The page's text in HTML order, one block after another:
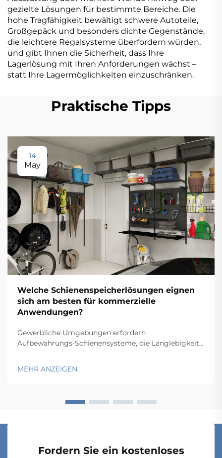
gezielte Lösungen für bestimmte Bereiche. Die
hohe Tragfähigkeit bewältigt schwere Autoteile,
Großgepäck und besonders dichte Gegenstände,
die leichtere Regalsysteme überfordern würden,
und gibt Ihnen die Sicherheit, dass Ihre
Lagerlösung mit Ihren Anforderungen wächst –
statt Ihre Lagermöglichkeiten einzuschränken.
Praktische Tipps
14
May
Welche Schienenspeicherlösungen eignen
sich am besten für kommerzielle
Anwendungen?
Gewerbliche Umgebungen erfordern
Aufbewahrungs-Schienensysteme, die Langlebigkeit,
Anforderungen erfüllen. Von Lagern und
MEHR ANZEIGEN
Fordern Sie ein kostenloses